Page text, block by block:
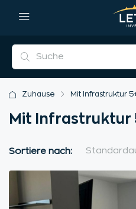
Zuhause Mit Infrastruktur
Mit Infrastruktur
Sortiere nach: